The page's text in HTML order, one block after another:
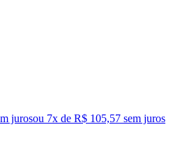
jurosou 7x de R$ 105,57 sem juros